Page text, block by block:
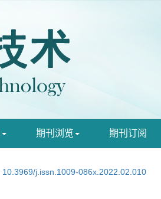
期刊浏览 期刊订阅
10.3969/j.issn.1009-086x.2022.02.010